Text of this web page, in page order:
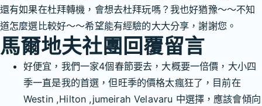
還有如果在杜拜轉機，會想去杜拜玩嗎？我也好猶豫～～不知
道怎麼選比較好～～希望能有經驗的大大分享，謝謝您。
馬爾地夫社團回覆留言
好便宜，我們一家4個春節要去，大概要一倍價，大小四
季一直是我的首選，但旺季的價格太瘋狂了，目前在
Westin ,Hilton ,jumeirah Velavaru 中選擇，應該會傾向